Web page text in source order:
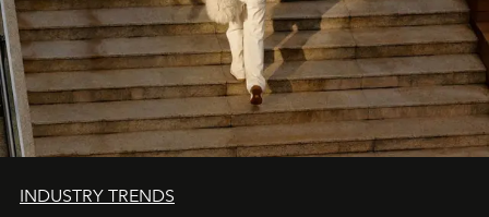
INDUSTRY TRENDS